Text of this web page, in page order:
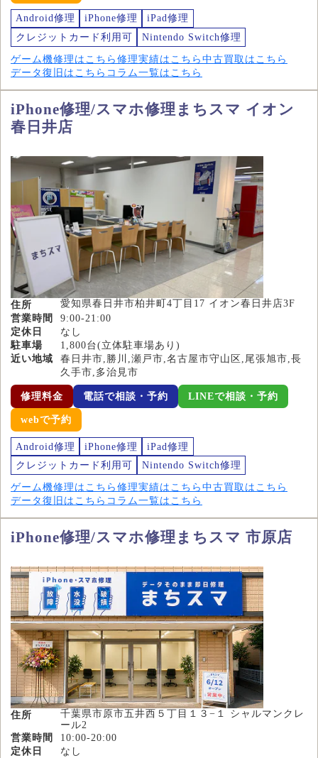
Android修理 iPhone修理
iPad修理
クレジットカード利用可
Nintendo Switch修理
ゲーム機修理はこちら 修理実績はこちら 中古買取はこちら
データ復旧はこちら コラム一覧はこちら
iPhone修理/スマホ修理まちスマ イオン
春日井店
住所
愛知県春日井市柏井町4丁目17 イオン春日井店3F
営業時間
9:00-21:00
定休日
なし
駐車場
1,800台(立体駐車場あり)
近い地域
春日井市,勝川,瀬戸市,名古屋市守山区,尾張旭市,長
久手市,多治見市
修理料金 電話で相談・予約 LINEで相談・予約
webで予約
Android修理 iPhone修理
iPad修理
クレジットカード利用可
Nintendo Switch修理
ゲーム機修理はこちら 修理実績はこちら 中古買取はこちら
データ復旧はこちら コラム一覧はこちら
iPhone修理/スマホ修理まちスマ 市原店
住所
千葉県市原市五井西５丁目１３−１ シャルマンクレ
ール2
営業時間
10:00-20:00
定休日
なし